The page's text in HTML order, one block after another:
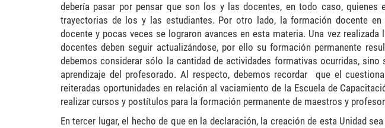
debería pasar por pensar que son los y las docentes, en todo caso,
trayectorias de los y las estudiantes. Por otro lado, la formación docente
docente y pocas veces se lograron avances en esta materia. Una vez
docentes deben seguir actualizándose, por ello su formación permanente
debemos considerar sólo la cantidad de actividades formativas ocurridas, sino
aprendizaje del profesorado. Al respecto, debemos recordar que el
reiteradas oportunidades en relación al vaciamiento de la Escuela de
realizar cursos y postítulos para la formación permanente de maestros y
En tercer lugar, el hecho de que en la declaración, la creación de esta Unidad